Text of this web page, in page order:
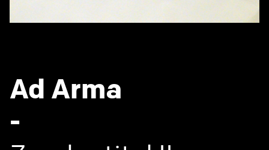
Ad Arma
-